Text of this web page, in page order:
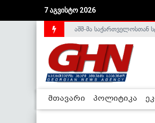
7 აგვისტო 2026
საქართველოს დე-ფაქტო
აშშ-მა საქართველოსთან
მთავარი პოლიტიკა